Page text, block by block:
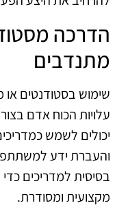
הדרכה
מתנדבים
שימוש בסטודנטים או
עלויות הכוח אדם
יכולים לשמש
והעברת ידע
בסיסית למדריכים
מקצועית ומסודרת.